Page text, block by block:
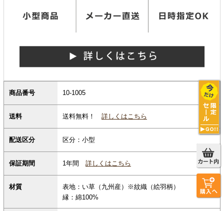
商品番号 10-1005
送料 送料無料！ 詳しくはこちら
配送区分 区分：小型
保証期間 1年間 詳しくはこちら
材質
表地：い草（九州産）※紋織（絵羽柄）
縁：綿100%